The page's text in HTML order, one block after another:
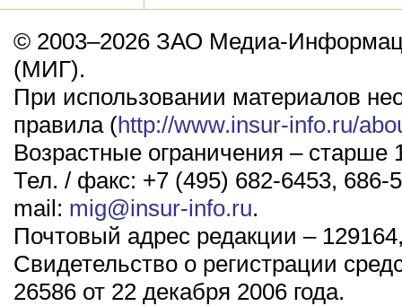
© 2003–2026 ЗАО Медиа-
(МИГ).
При использовании материалов
правила (http://www.insur-info.ru/
Возрастные ограничения – старше
Тел. / факс: +7 (495) 682-6453, 686-
mail: mig@insur-info.ru.
Почтовый адрес редакции –
Свидетельство о регистрации
26586 от 22 декабря 2006 года.